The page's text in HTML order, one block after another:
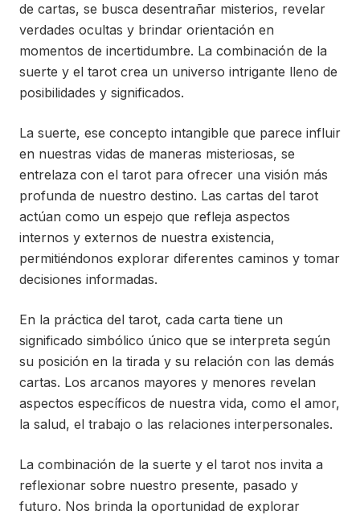
de cartas, se busca desentrañar misterios, revelar
verdades ocultas y brindar orientación en
momentos de incertidumbre. La combinación de la
suerte y el tarot crea un universo intrigante lleno de
posibilidades y significados.
La suerte, ese concepto intangible que parece influir
en nuestras vidas de maneras misteriosas, se
entrelaza con el tarot para ofrecer una visión más
profunda de nuestro destino. Las cartas del tarot
actúan como un espejo que refleja aspectos
internos y externos de nuestra existencia,
permitiéndonos explorar diferentes caminos y tomar
decisiones informadas.
En la práctica del tarot, cada carta tiene un
significado simbólico único que se interpreta según
su posición en la tirada y su relación con las demás
cartas. Los arcanos mayores y menores revelan
aspectos específicos de nuestra vida, como el amor,
la salud, el trabajo o las relaciones interpersonales.
La combinación de la suerte y el tarot nos invita a
reflexionar sobre nuestro presente, pasado y
futuro. Nos brinda la oportunidad de explorar